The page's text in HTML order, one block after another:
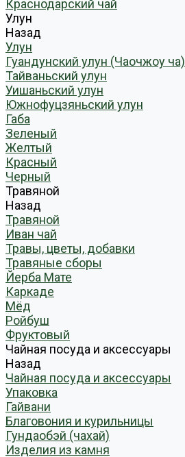
Краснодарский чай
Улун
Назад
Улун
Гуандунский улун (Чаочжоу ча)
Тайваньский улун
Уишаньский улун
Южнофуцзяньский улун
Габа
Зеленый
Желтый
Красный
Черный
Травяной
Назад
Травяной
Иван чай
Травы, цветы, добавки
Травяные сборы
Йерба Мате
Каркаде
Мёд
Ройбуш
Фруктовый
Чайная посуда и аксессуары
Назад
Чайная посуда и аксессуары
Упаковка
Гайвани
Благовония и курильницы
Гундаобэй (чахай)
Изделия из камня